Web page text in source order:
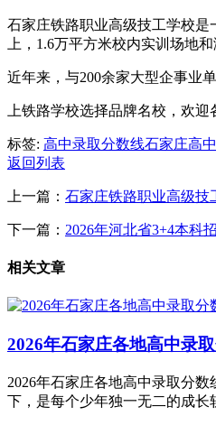
石家庄铁路职业高级技工学校
上，1.6万平方米校内实训场地
近年来，与200余家大型企事业
上铁路学校选择品牌名校，欢迎
标签: 高中录取分数线石家庄高
返回列表
上一篇： 石家庄铁路职业高级技
下一篇： 2026年河北省3+4本科
相关文章
2026年石家庄各地高中录
2026年石家庄各地高中录取分
下，是每个少年独一无二的成长